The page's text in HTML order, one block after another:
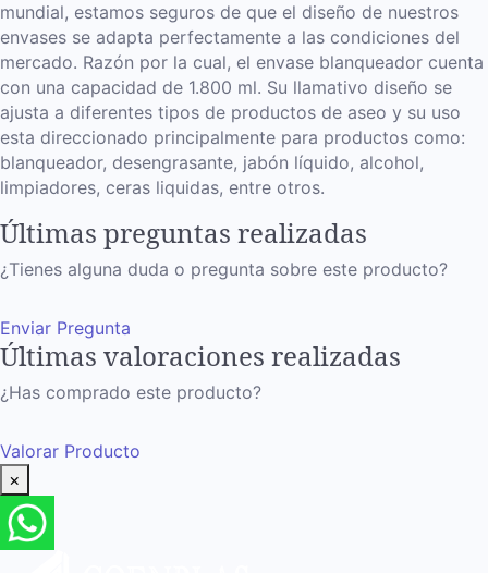
mundial, estamos seguros de que el diseño de nuestros
envases se adapta perfectamente a las condiciones del
mercado. Razón por la cual, el envase blanqueador cuenta
con una capacidad de 1.800 ml. Su llamativo diseño se
ajusta a diferentes tipos de productos de aseo y su uso
esta direccionado principalmente para productos como:
blanqueador, desengrasante, jabón líquido, alcohol,
limpiadores, ceras liquidas, entre otros.
Últimas preguntas realizadas
¿Tienes alguna duda o pregunta sobre este producto?
Enviar Pregunta
Últimas valoraciones realizadas
¿Has comprado este producto?
Valorar Producto
×